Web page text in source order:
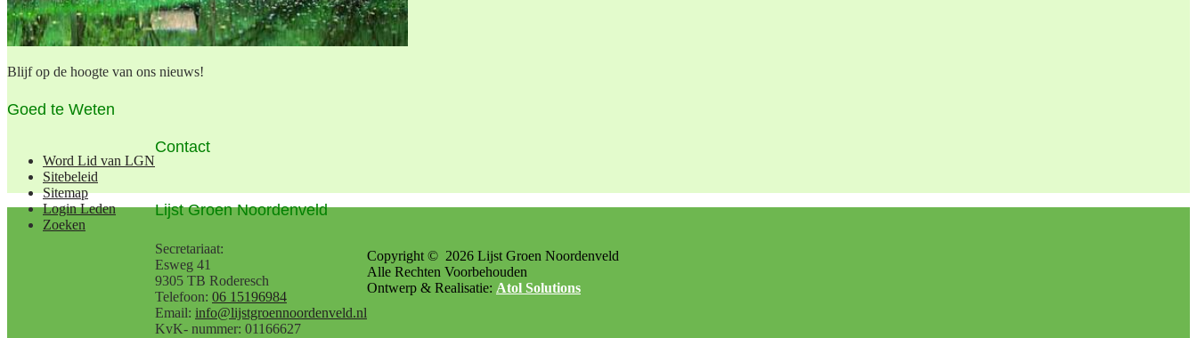
Blijf op de hoogte van ons nieuws!
Goed te Weten
Word Lid van LGN
Sitebeleid
Sitemap
Login Leden
Zoeken
Contact
Lijst Groen Noordenveld
Secretariaat:
Esweg 41
9305 TB Roderesch
Telefoon: 06 15196984
Email: info@lijstgroennoordenveld.nl
KvK- nummer: 01166627
Copyright © 2026 Lijst Groen Noordenveld
Alle Rechten Voorbehouden
Ontwerp & Realisatie: Atol Solutions